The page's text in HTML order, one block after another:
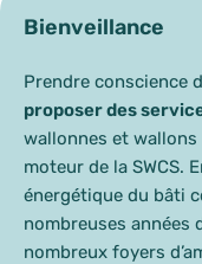
Bienveillance
Prendre conscience
proposer des
wallonnes et wallons
moteur de la SWCS.
énergétique du bâti
nombreuses années
nombreux foyers